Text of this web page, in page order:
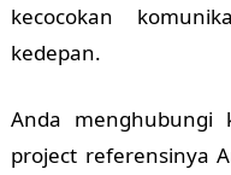
kecocokan
kedepan.
Anda menghubungi
project referensinya